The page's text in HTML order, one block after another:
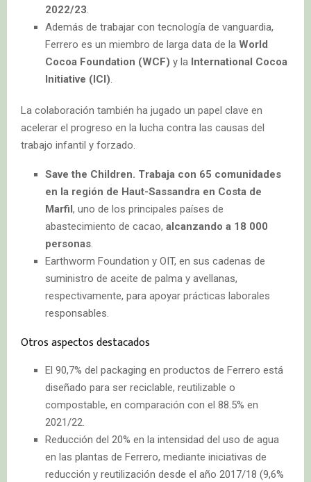
2022/23.
Además de trabajar con tecnología de vanguardia,
Ferrero es un miembro de larga data de la World
Cocoa Foundation (WCF) y la International Cocoa
Initiative (ICI).
La colaboración también ha jugado un papel clave en
acelerar el progreso en la lucha contra las causas del
trabajo infantil y forzado.
Save the Children. Trabaja con 65 comunidades
en la región de Haut-Sassandra en Costa de
Marfil, uno de los principales países de
abastecimiento de cacao, alcanzando a 18 000
personas.
Earthworm Foundation y OIT, en sus cadenas de
suministro de aceite de palma y avellanas,
respectivamente, para apoyar prácticas laborales
responsables.
Otros aspectos destacados
El 90,7% del packaging en productos de Ferrero está
diseñado para ser reciclable, reutilizable o
compostable, en comparación con el 88.5% en
2021/22.
Reducción del 20% en la intensidad del uso de agua
en las plantas de Ferrero, mediante iniciativas de
reducción y reutilización desde el año 2017/18 (9,6%